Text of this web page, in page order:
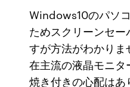
Windows10のパソ
ためスクリーンセ
すが方法がわかり
在主流の液晶モニタ
焼き付きの心配はあ